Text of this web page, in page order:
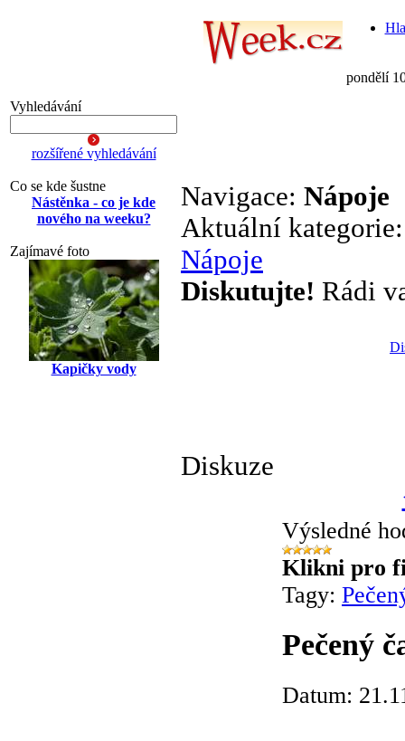
pondělí
Vyhledávání
rozšířené vyhledávání
Co se kde šustne
Nástěnka - co je kde
nového na weeku?
Zajímavé foto
Kapičky vody
Navigace: Nápoje
Aktuální
Nápoje
Diskutujte! Rádi
Diskuze
Výsledné
Klikni pro
Tagy:
Pečený
Datum: